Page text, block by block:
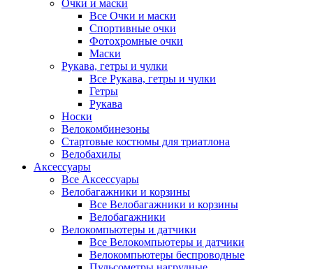
Очки и маски
Все Очки и маски
Спортивные очки
Фотохромные очки
Маски
Рукава, гетры и чулки
Все Рукава, гетры и чулки
Гетры
Рукава
Носки
Велокомбинезоны
Стартовые костюмы для триатлона
Велобахилы
Аксессуары
Все Аксессуары
Велобагажники и корзины
Все Велобагажники и корзины
Велобагажники
Велокомпьютеры и датчики
Все Велокомпьютеры и датчики
Велокомпьютеры беспроводные